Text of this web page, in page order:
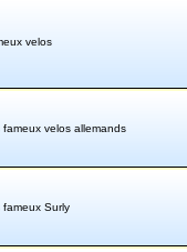
velos
fameux velos allemands
fameux Surly